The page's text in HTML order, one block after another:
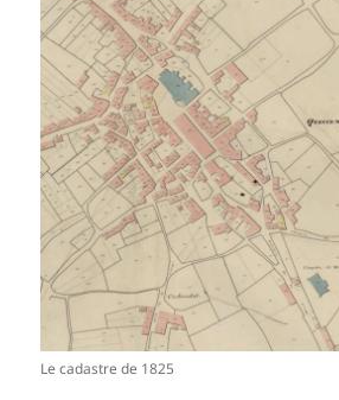
Le cadastre de 1825